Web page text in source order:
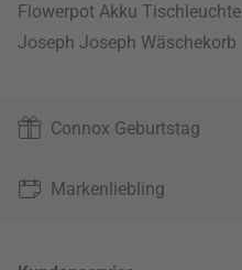
Flowerpot Akku Tischleuchte
Joseph Joseph Wäschekorb
Connox Geburtstag
Markenliebling